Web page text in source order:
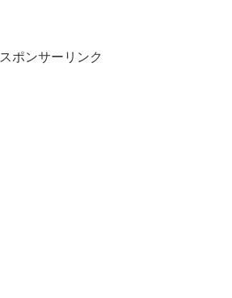
スポンサーリンク